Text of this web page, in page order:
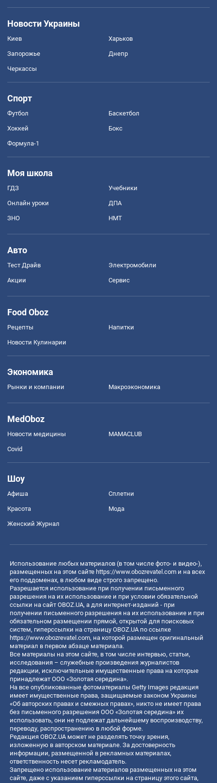
Новости Украины
Киев Харьков
Запорожье Днепр
Черкассы
Спорт
Футбол Баскетбол
Хоккей Бокс
Формула-1
Моя школа
ГДЗ Учебники
Онлайн уроки ДПА
ЗНО НМТ
Авто
Тест Драйв Электромобили
Акции Сервис
Food Oboz
Рецепты Напитки
Новости Кулинарии
Экономика
Рынки и компании Mакроэкономика
MedOboz
Новости медицины MAMACLUB
Covid
Шоу
Афиша Сплетни
Красота Мода
Женский Журнал
Использование любых материалов (в том числе фото- и видео-),
размещенных на этом сайте https://www.obozrevatel.com и на всех
его поддоменах, в любом виде строго запрещено.
Разрешается использование при получении письменного
разрешения на их использование и при условии обязательной
ссылки на сайт OBOZ.UA, а для интернет-изданий - при
получении письменного разрешения на их использование и при
обязательном размещении прямой, открытой для поисковых
систем, гиперссылки на страницу OBOZ.UA по ссылке
https://www.obozrevatel.com, на которой размещен оригинальный
материал в первом абзаце материала.
Все материалы на этом сайте, в том числе интервью, статьи,
исследования – служебные произведения журналистов
редакции, исключительные имущественные права на которые
принадлежат ООО «Золотая середина».
На все опубликованные фотоматериалы Getty Images редакция
имеет имущественные права, защищаемые законом Украины
«Об авторских правах и смежных правах», никто не имеет права
без письменного разрешения ООО «Золотая середина» их
использовать, они не подлежат дальнейшему воспроизводству,
переводу, распространению в любой форме.
Редакция OBOZ.UA может не разделять точку зрения,
изложенную в авторском материале. За достоверность
информации, размещенной в рекламных материалах,
ответственность несет рекламодатель.
Запрещено использование материалов размещенных на этом
сайте, даже с указанием гиперссылки на страницу этого сайта,